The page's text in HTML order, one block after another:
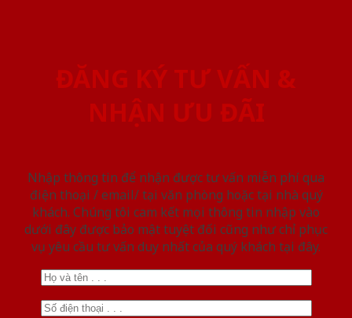
ĐĂNG KÝ TƯ VẤN &
NHẬN ƯU ĐÃI
Nhập thông tin để nhận được tư vấn miễn phí qua
điện thoại / email/ tại văn phòng hoặc tại nhà quý
khách. Chúng tôi cam kết mọi thông tin nhập vào
dưới đây được bảo mật tuyệt đối cũng như chỉ phục
vụ yêu cầu tư vấn duy nhất của quý khách tại đây.